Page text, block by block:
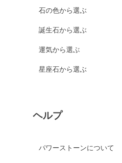
石の色から選ぶ
誕生石から選ぶ
運気から選ぶ
星座石から選ぶ
ヘルプ
パワーストーンについて